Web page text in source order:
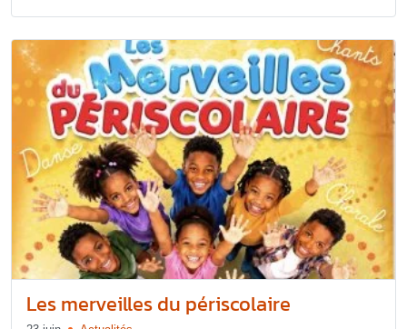
Les merveilles du périscolaire